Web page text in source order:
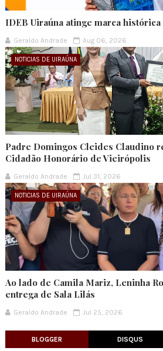
IDEB Uiraúna atinge marca histórica
Geraldo Andrade Aug 06, 2026
NOTICIAS DE UIRAÚNA
Padre Domingos Cleides Claudino
Cidadão Honorário de Vieirópolis
Geraldo Andrade Jul 31, 2026
NOTICIAS DE UIRAÚNA
Ao lado de Camila Mariz, Leninha
entrega de Sala Lilás
Geraldo Andrade Jul 25, 2026
BLOGGER DISQUS